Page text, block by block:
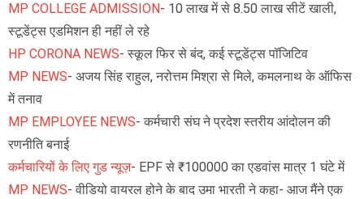
MP COLLEGE ADMISSION- 10 लाख में से 8.50 लाख सीटें खाली,
स्टूडेंट्स एडमिशन ही नहीं ले रहे
HP CORONA NEWS- स्कूल फिर से बंद, कई स्टूडेंट्स पॉजिटिव
MP NEWS- अजय सिंह राहुल, नरोत्तम मिश्रा से मिले, कमलनाथ के ऑफिस
में तनाव
MP EMPLOYEE NEWS- कर्मचारी संघ ने प्रदेश स्तरीय आंदोलन की
रणनीति बनाई
कर्मचारियों के लिए गुड न्यूज़- EPF से ₹100000 का एडवांस मात्र 1 घंटे में
MP NEWS- वीडियो वायरल होने के बाद उमा भारती ने कहा- आज मैंने एक